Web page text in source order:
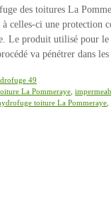
des toitures La
à celles-ci une protection
Le produit utilisé pour
va pénétrer dans
49
La Pommeraye
toiture La Pommeraye